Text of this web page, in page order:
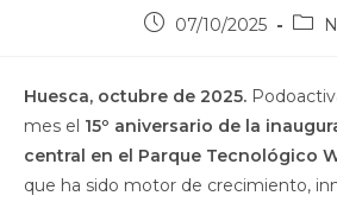
07/10/2025
Huesca, octubre de 2025.
mes el 15º aniversario de la
central en el Parque Tecnológico
que ha sido motor de crecimiento,